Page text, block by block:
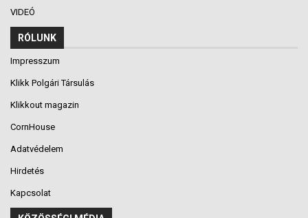
VIDEÓ
RÓLUNK
Impresszum
Klikk Polgári Társulás
Klikkout magazin
CornHouse
Adatvédelem
Hirdetés
Kapcsolat